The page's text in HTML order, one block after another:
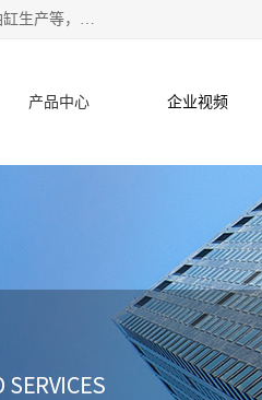
盐城哈特机械有限公司是一家非标油缸厂家，主营业务：非标液压油缸、汽车尾板油缸、cnc数控车床加工、液压油缸生产等，公司已通过了 ISO9000 质、量管理体系认证和 ISO14001、环境管理体系认证,力求成为一家以技术实力著称的多元化机械制造企业。
产品中心 企业视频